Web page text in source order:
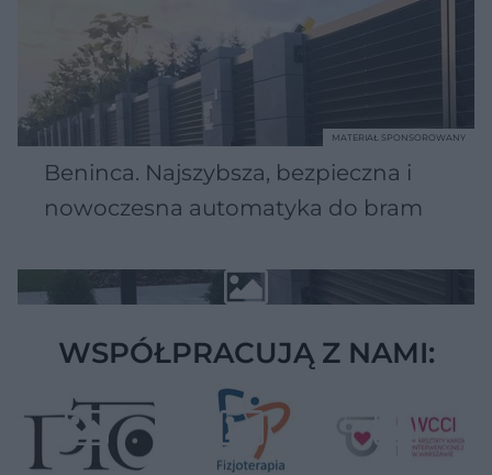
Beninca. Najszybsza, bezpieczna i
nowoczesna automatyka do bram
MATERIAŁ SPONSOROWANY
WSPÓŁPRACUJĄ Z NAMI: